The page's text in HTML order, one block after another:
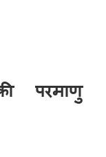
परमाणु